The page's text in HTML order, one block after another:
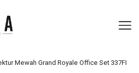
Mewah Grand Royale Office Set 337FI